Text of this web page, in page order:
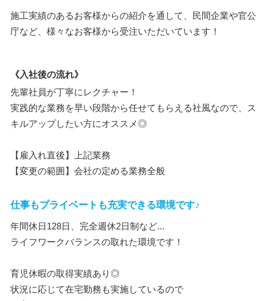
施工実績のあるお客様からの紹介を通して、民間企業や官公
庁など、様々なお客様から受注いただいています！
《入社後の流れ》
先輩社員が丁寧にレクチャー！
実践的な業務を早い段階から任せてもらえる社風なので、ス
キルアップしたい方にオススメ◎
【雇入れ直後】上記業務
【変更の範囲】会社の定める業務全般
仕事もプライベートも充実できる環境です♪
年間休日128日、完全週休2日制など...
ライフワークバランスの取れた環境です！
育児休暇の取得実績あり◎
状況に応じて在宅勤務も実施しているので